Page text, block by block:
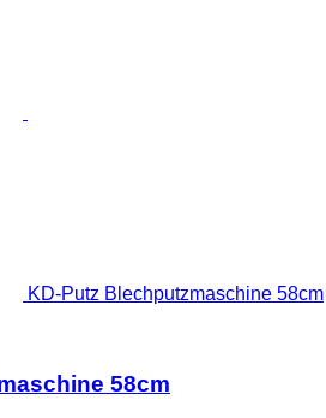
KD-Putz Blechputzmaschine 58cm
58cm